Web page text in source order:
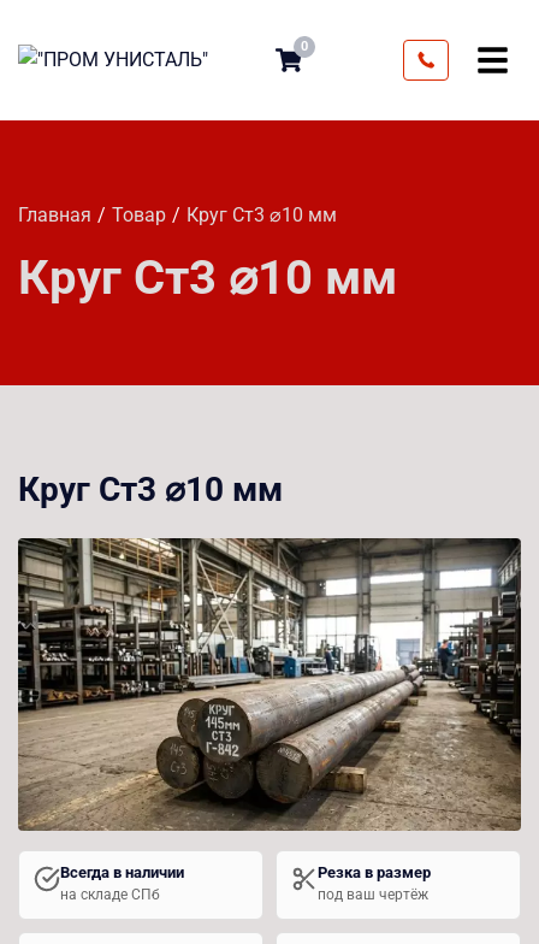
0
Главная Товар Круг Ст3 ⌀10 мм
Круг Ст3 ⌀10 мм
Круг Ст3 ⌀10 мм
Всегда в наличии
на складе СПб
Резка в размер
под ваш чертёж